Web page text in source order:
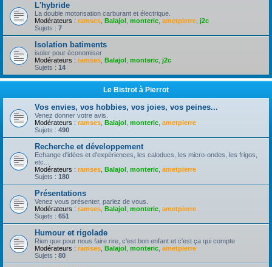
L'hybride
La double motorisation carburant et électrique.
Modérateurs : ramses Balajol monteric ametpierre j2c
Sujets : 7
Isolation batiments
isoler pour économiser
Modérateurs : ramses Balajol monteric j2c
Sujets : 14
Le Bistrot à Pierrot
Vos envies, vos hobbies, vos joies, vos peines...
Venez donner votre avis.
Modérateurs : ramses Balajol monteric ametpierre
Sujets : 490
Recherche et développement
Echange d'idées et d'expériences, les caloducs, les micro-ondes, les frigos,
etc...
Modérateurs : ramses Balajol monteric ametpierre
Sujets : 180
Présentations
Venez vous présenter, parlez de vous.
Modérateurs : ramses Balajol monteric ametpierre
Sujets : 651
Humour et rigolade
Rien que pour nous faire rire, c'est bon enfant et c'est ça qui compte
Modérateurs : ramses Balajol monteric ametpierre
Sujets : 80